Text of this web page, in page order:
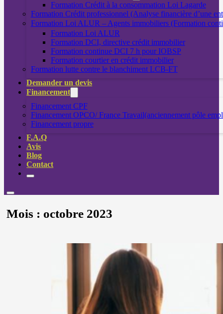
Formation Crédit à la consommation Loi Lagarde
Formation Crédit professionnel (Analyse financière d’une
Formation Loi ALUR – Agents immobiliers (Formation
Formation Loi ALUR
Formation DCI, directive crédit immobilier
Formation continue DCI 7 h pour IOBSP
Formation courtier en crédit immobilier
Formation lutte contre le blanchiment LCB-FT
Demander un devis
Financement
Financement CPF
Financement OPCO/ France Travail(anciennement pôle
Financement propre
F.A.Q
Avis
Blog
Contact
Mois : octobre 2023